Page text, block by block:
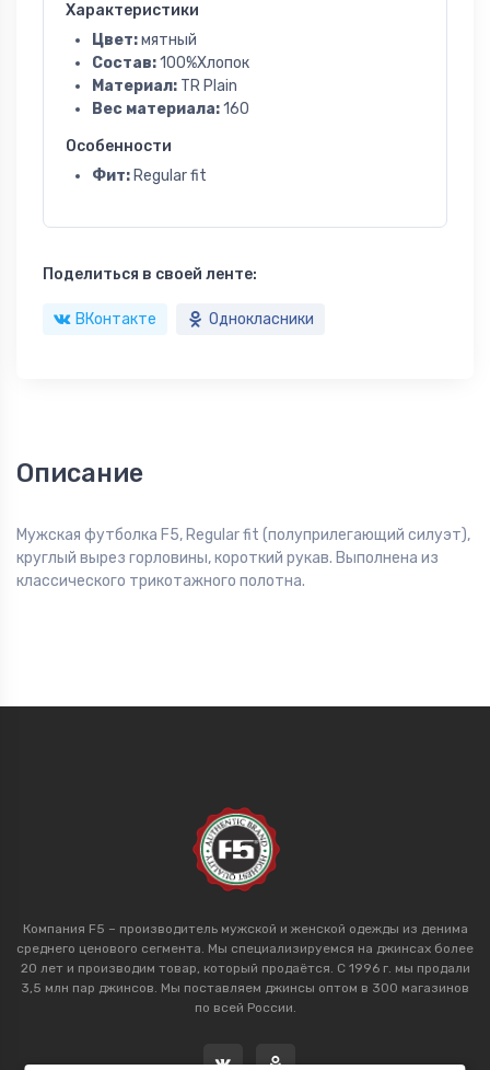
Характеристики
Цвет:мятный
Состав:100%Хлопок
Материал: TR Plain
Вес материала:160
Особенности
Фит: Regular fit
Поделиться в своей ленте:
ВКонтакте Однокласники
Описание
Мужская футболка F5, Regular fit (полуприлегающий силуэт),
круглый вырез горловины, короткий рукав. Выполнена из
классического трикотажного полотна.
Компания F5 – производитель мужской и женской одежды из денима
среднего ценового сегмента. Мы специализируемся на джинсах более
20 лет и производим товар, который продаётся. С 1996 г. мы продали
3,5 млн пар джинсов. Мы поставляем джинсы оптом в 300 магазинов
по всей России.